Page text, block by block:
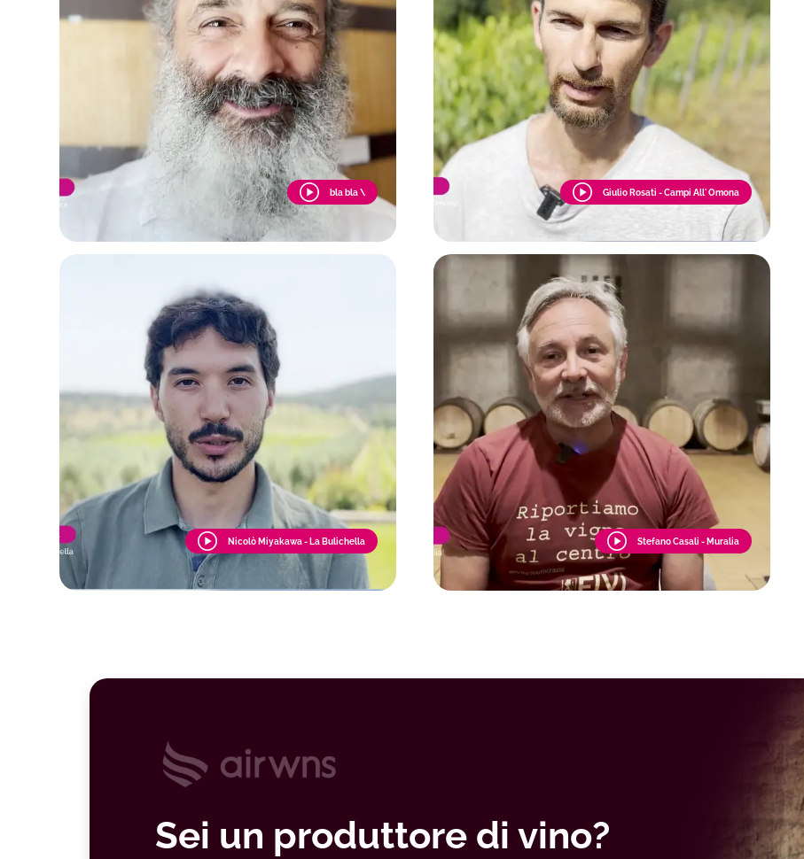
bla bla \ Giulio Rosati - Campi All' Omona
Nicolò Miyakawa - La Bulichella Stefano Casali - Muralia
Sei un produttore di vino?